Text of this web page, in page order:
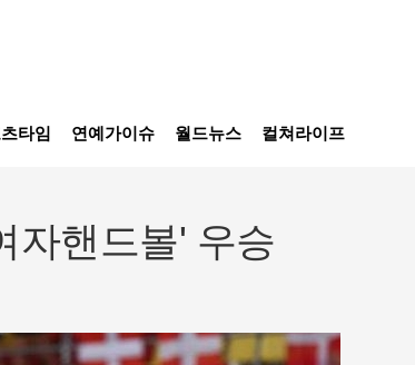
타임 연예가이슈 월드뉴스 컬쳐라이프
자핸드볼' 우승